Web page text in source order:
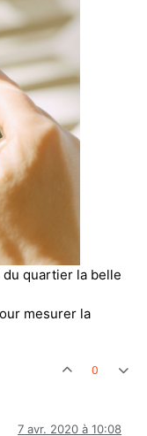
quartier la belle
mesurer la
0
7 avr. 2020 à 10:08